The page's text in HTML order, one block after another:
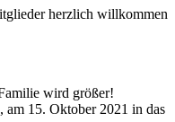
herzlich willkommen
wird größer!
am 15. Oktober 2021 in das